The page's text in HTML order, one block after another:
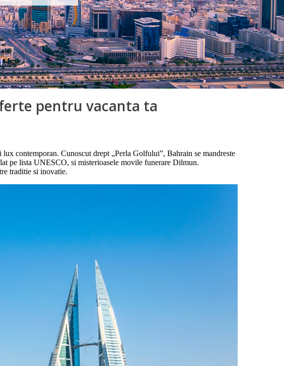
pentru vacanta ta
contemporan. Cunoscut drept „Perla Golfului”, Bahrain se mandreste
pe lista UNESCO, si misterioasele movile funerare Dilmun.
traditie si inovatie.